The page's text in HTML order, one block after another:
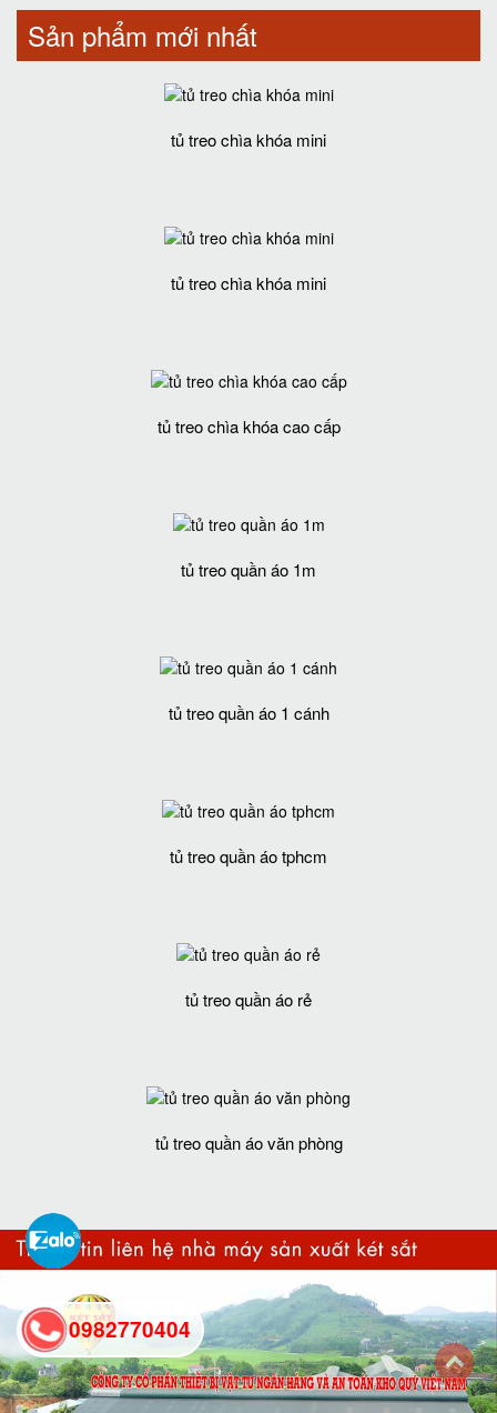
Sản phẩm mới nhất
tủ treo chìa khóa mini
tủ treo chìa khóa mini
tủ treo chìa khóa cao cấp
tủ treo quần áo 1m
tủ treo quần áo 1 cánh
tủ treo quần áo tphcm
tủ treo quần áo rẻ
tủ treo quần áo văn phòng
0982770404
back